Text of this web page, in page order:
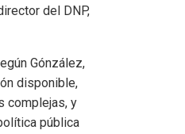
del DNP,
Gónzález,
disponible,
complejas, y
pública